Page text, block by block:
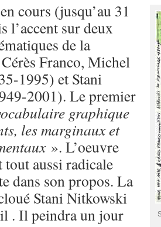
cours (jusqu’au 31
l’accent sur deux
de la
Franco, Michel
1995) et Stani
2001). Le premier
graphique
les marginaux et
». L’oeuvre
tout aussi radicale
dans son propos. La
Stani Nitkowski
. Il peindra un jour